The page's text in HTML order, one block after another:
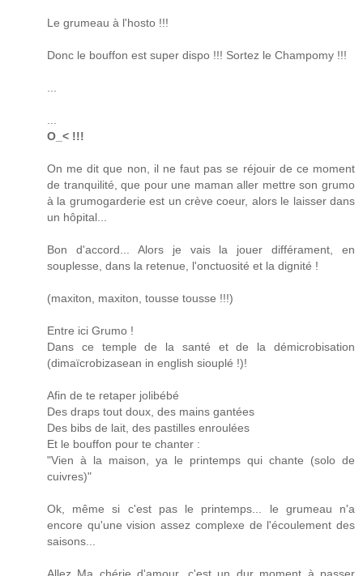
Le grumeau à l'hosto !!!
Donc le bouffon est super dispo !!! Sortez le Champomy !!!
O_< !!!
On me dit que non, il ne faut pas se réjouir de ce moment
de tranquilité, que pour une maman aller mettre son grumo
à la grumogarderie est un crève coeur, alors le laisser dans
un hôpital...
Bon d'accord... Alors je vais la jouer différament, en
souplesse, dans la retenue, l'onctuosité et la dignité !
(maxiton, maxiton, tousse tousse !!!)
Entre ici Grumo !
Dans ce temple de la santé et de la démicrobisation
(dimaïcrobizasean in english siouplé !)!
Afin de te retaper jolibébé
Des draps tout doux, des mains gantées
Des bibs de lait, des pastilles enroulées
Et le bouffon pour te chanter :
"Vien à la maison, ya le printemps qui chante (solo de
cuivres)"
Ok, même si c'est pas le printemps... le grumeau n'a
encore qu'une vision assez complexe de l'écoulement des
saisons...